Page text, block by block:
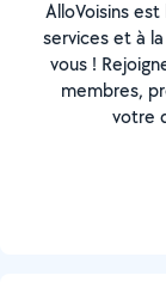
AlloVoisins
services et à
vous !
membres,
votre